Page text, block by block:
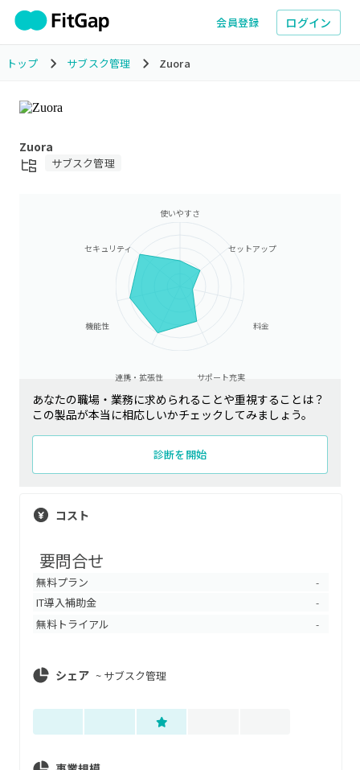
会員登録 ログイン
トップ サブスク管理 Zuora
Zuora
サブスク管理
使いやすさ
セットアップ
料金
サポート充実
連携・拡張性
機能性
セキュリティ
あなたの職場・業務に求められることや重視することは？
この製品が本当に相応しいかチェックしてみましょう。
診断を開始
コスト
要問合せ
無料プラン -
IT導入補助金 -
無料トライアル -
シェア ~ サブスク管理